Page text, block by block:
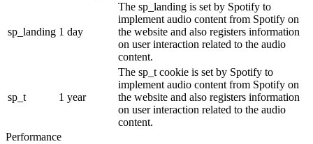
sp_landing 1 day
The sp_landing is set by Spotify to
implement audio content from Spotify on
the website and also registers information
on user interaction related to the audio
content.
sp_t 1 year
The sp_t cookie is set by Spotify to
implement audio content from Spotify on
the website and also registers information
on user interaction related to the audio
content.
Performance